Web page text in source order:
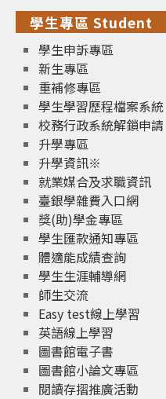
學生專區 Student
學生申訴專區
新生專區
重補修專區
學生學習歷程檔案系統
校務行政系統解鎖申請
升學專區
升學資訊※
就業媒合及求職資訊
臺銀學雜費入口網
獎(助)學金專區
學生匯款通知專區
體適能成績查詢
學生生涯輔導網
師生交流
Easy test線上學習
英語線上學習
圖書館電子書
圖書館小論文專區
閱讀存摺推廣活動